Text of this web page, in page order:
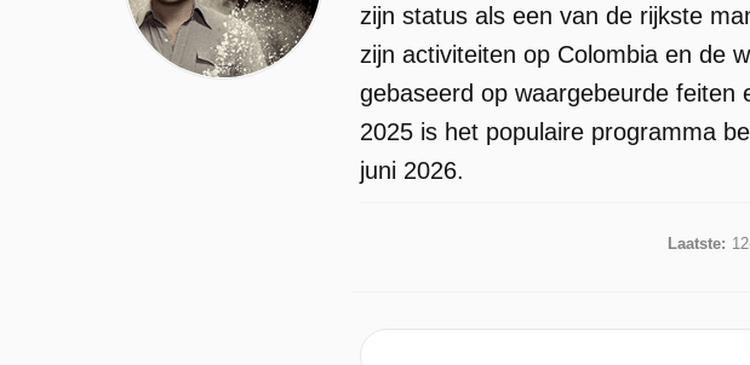
zijn status als een van de rijkste
zijn activiteiten op Colombia en de
gebaseerd op waargebeurde
2025 is het populaire programma
juni 2026.
Laatste: